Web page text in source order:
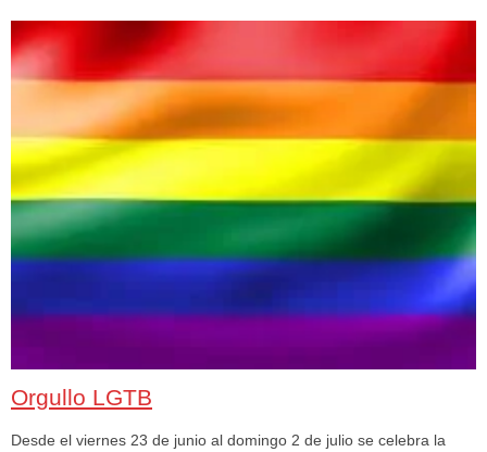
Orgullo LGTB
Desde el viernes 23 de junio al domingo 2 de julio se celebra la